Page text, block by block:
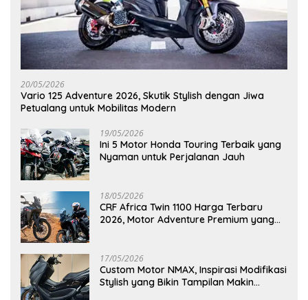
20/05/2026
Vario 125 Adventure 2026, Skutik Stylish dengan Jiwa
Petualang untuk Mobilitas Modern
19/05/2026
Ini 5 Motor Honda Touring Terbaik yang
Nyaman untuk Perjalanan Jauh
18/05/2026
CRF Africa Twin 1100 Harga Terbaru
2026, Motor Adventure Premium yang
17/05/2026
Custom Motor NMAX, Inspirasi Modifikasi
Stylish yang Bikin Tampilan Makin